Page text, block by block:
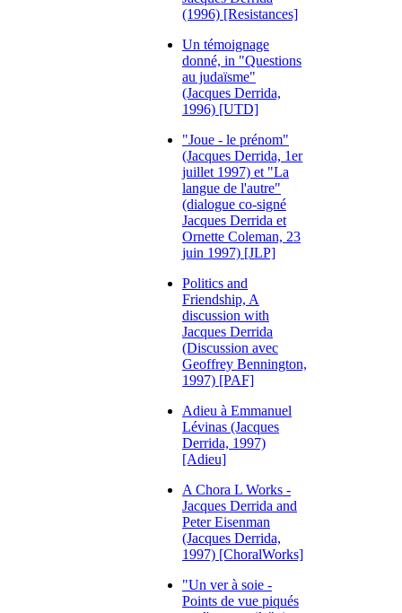
(1996) [Resistances]
Un témoignage
donné, in "Questions
au judaïsme"
(Jacques Derrida,
1996) [UTD]
"Joue - le prénom"
(Jacques Derrida, 1er
juillet 1997) et "La
langue de l'autre"
(dialogue co-signé
Jacques Derrida et
Ornette Coleman, 23
juin 1997) [JLP]
Politics and
Friendship, A
discussion with
Jacques Derrida
(Discussion avec
Geoffrey Bennington,
1997) [PAF]
Adieu à Emmanuel
Lévinas (Jacques
Derrida, 1997)
[Adieu]
A Chora L Works -
Jacques Derrida and
Peter Eisenman
(Jacques Derrida,
1997) [ChoralWorks]
"Un ver à soie -
Points de vue piqués